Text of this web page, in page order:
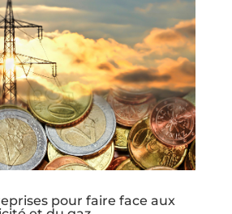
pour faire face aux